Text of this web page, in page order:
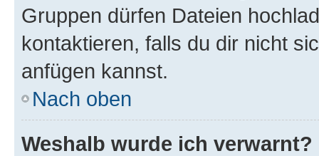
Gruppen dürfen Dateien
kontaktieren, falls du dir nicht
anfügen kannst.
Nach oben
Weshalb wurde ich verwarnt?